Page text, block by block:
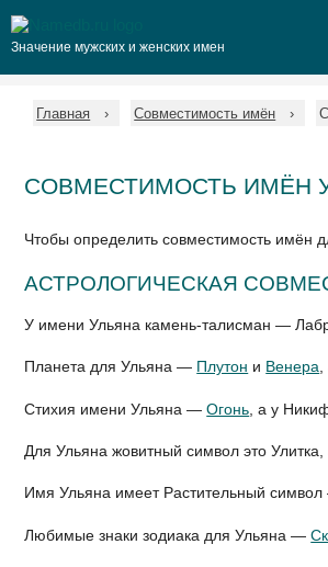
Значение мужских и женских имен
Главная Совместимость имён
СОВМЕСТИМОСТЬ ИМЁН
Чтобы определить совместимость имён
АСТРОЛОГИЧЕСКАЯ
У имени Ульяна камень-талисман —
Планета для Ульяна — Плутон и Венера
Стихия имени Ульяна —Огонь , а у
Для Ульяна жовитный символ это
Имя Ульяна имеет Растительный
Любимые знаки зодиака для Ульяна —